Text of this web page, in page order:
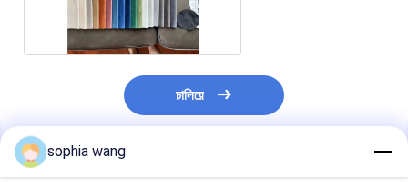
চালিয়ে
প্রস্তাবিত পণ্য
sophia wang